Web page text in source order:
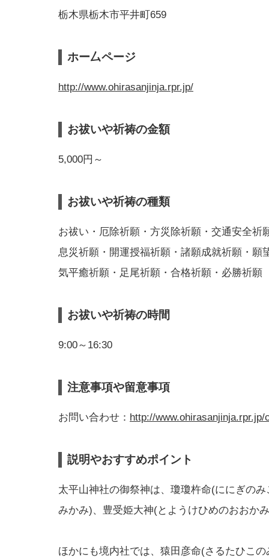
栃木県栃木市平井町659
ホー厶ページ
http://www.ohirasanjinja.rpr.jp/
お祓いや祈祷の金額
5,000円～
お祓いや祈祷の種類
お祓い・厄除祈願・方災除祈願・交通安全祈
息災祈願・開運授福祈願・諸願成就祈願・願
気平癒祈願・足尾祈願・合格祈願・必勝祈
お祓いや祈祷の時間
9:00～16:30
注意事項や留意事項
お問い合わせ： http://www.ohirasanjinja.rpr.jp/
説明やおすすめポイント
太平山神社の御祭神は、瓊瓊杵命(ににぎの
みかみ)、豊受姫大神(とようけひめのおおか
ほかにも境内社では、猿田彦命(さるたひこ